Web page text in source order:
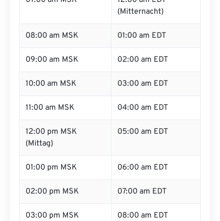
(Mitternacht)
08:00 am MSK 01:00 am EDT
09:00 am MSK 02:00 am EDT
10:00 am MSK 03:00 am EDT
11:00 am MSK 04:00 am EDT
12:00 pm MSK
(Mittag)
05:00 am EDT
01:00 pm MSK 06:00 am EDT
02:00 pm MSK 07:00 am EDT
03:00 pm MSK 08:00 am EDT